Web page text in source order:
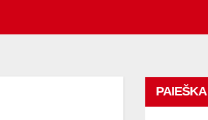
PAIEŠKA